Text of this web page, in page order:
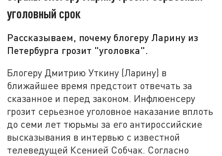
уголовный срок
Рассказываем, почему блогеру Ларину из
Петербурга грозит "уголовка".
Блогеру Дмитрию Уткину (Ларину) в
ближайшее время предстоит отвечать за
сказанное и перед законом. Инфлюенсеру
грозит серьезное уголовное наказание вплоть
до семи лет тюрьмы за его антироссийские
высказывания в интервью с известной
телеведущей Ксенией Собчак. Согласно